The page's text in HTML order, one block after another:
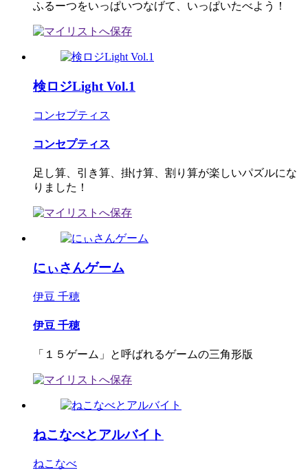
ふるーつをいっぱいつなげて、いっぱいたべよう！
検ロジLight Vol.1
コンセプティス
コンセプティス
足し算、引き算、掛け算、割り算が楽しいパズルにな
りました！
にぃさんゲーム
伊豆 千穂
伊豆 千穂
「１５ゲーム」と呼ばれるゲームの三角形版
ねこなべとアルバイト
ねこなべ